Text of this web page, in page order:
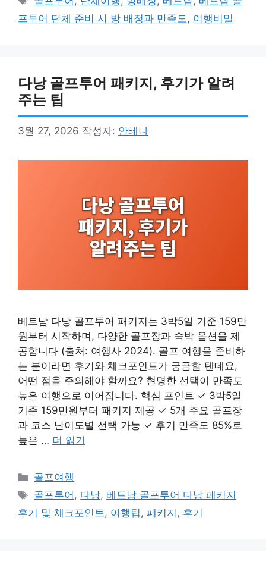
리
그
프투어 단체 준비 시 방 배정과 만족도 , 여행비밀
다낭 골프투어 패키지, 후기가 알려
주는 팁
3월 27, 2026 작성자: 안테나
베트남 다낭 골프투어 패키지는 3박5일 기준 159만
원부터 시작하며, 다양한 골프장과 숙박 옵션을 제
공합니다 (출처: 여행사 2024). 골프 여행을 준비하
는 분이라면 후기와 체크포인트가 궁금할 텐데요,
어떤 점을 주의해야 할까요? 현명한 선택이 만족도
높은 여행으로 이어집니다. 핵심 포인트 ✓ 3박5일
기준 159만원부터 패키지 제공 ✓ 5개 주요 골프장
과 코스 난이도별 선택 가능 ✓ 후기 만족도 85%로
높은 … 더 읽기
카
테
리
골프여행
태
그
골프투어 , 다낭, 베트남 골프투어 다낭 패키지
후기 및 체크포인트, 여행팁, 패키지 , 후기